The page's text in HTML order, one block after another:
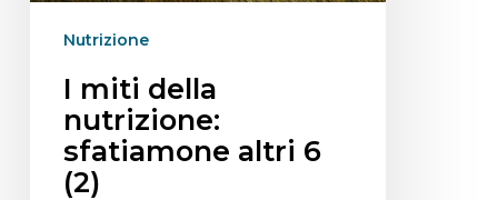
Nutrizione
I miti della
nutrizione:
sfatiamone altri 6
(2)